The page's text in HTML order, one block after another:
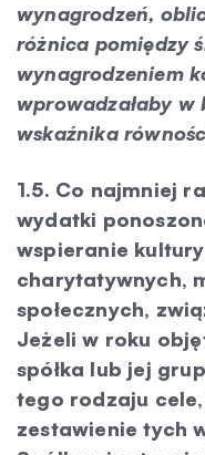
wynagrodzeń,
różnica pomiędzy
wynagrodzeniem
wprowadzałaby w
wskaźnika
1.5. Co najmniej
wydatki
wspieranie
charytatywnych,
społecznych,
Jeżeli w roku
spółka lub jej
tego rodzaju
zestawienie tych